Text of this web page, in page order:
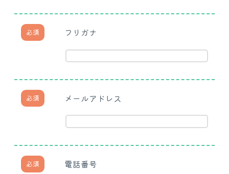
必須 フリガナ
必須 メールアドレス
必須 電話番号